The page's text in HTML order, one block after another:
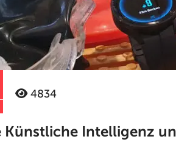
4834
Künstliche Intelligenz